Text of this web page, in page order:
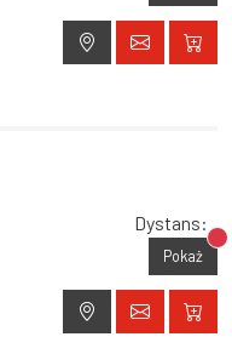
Dystans:
Pokaż